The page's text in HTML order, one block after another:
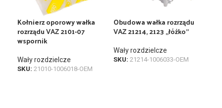
Kołnierz oporowy wałka
rozrządu VAZ 2101-07
wspornik
Wały rozdzielcze
SKU: 21010-1006018-OEM
Obudowa wałka rozrządu
VAZ 21214, 2123 „łóżko”
Wały rozdzielcze
SKU: 21214-1006033-OEM